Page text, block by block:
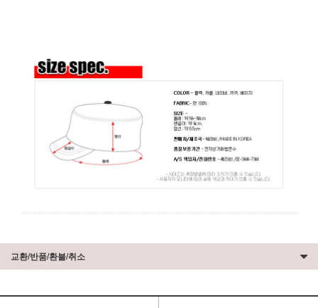
교환/반품/환불/취소